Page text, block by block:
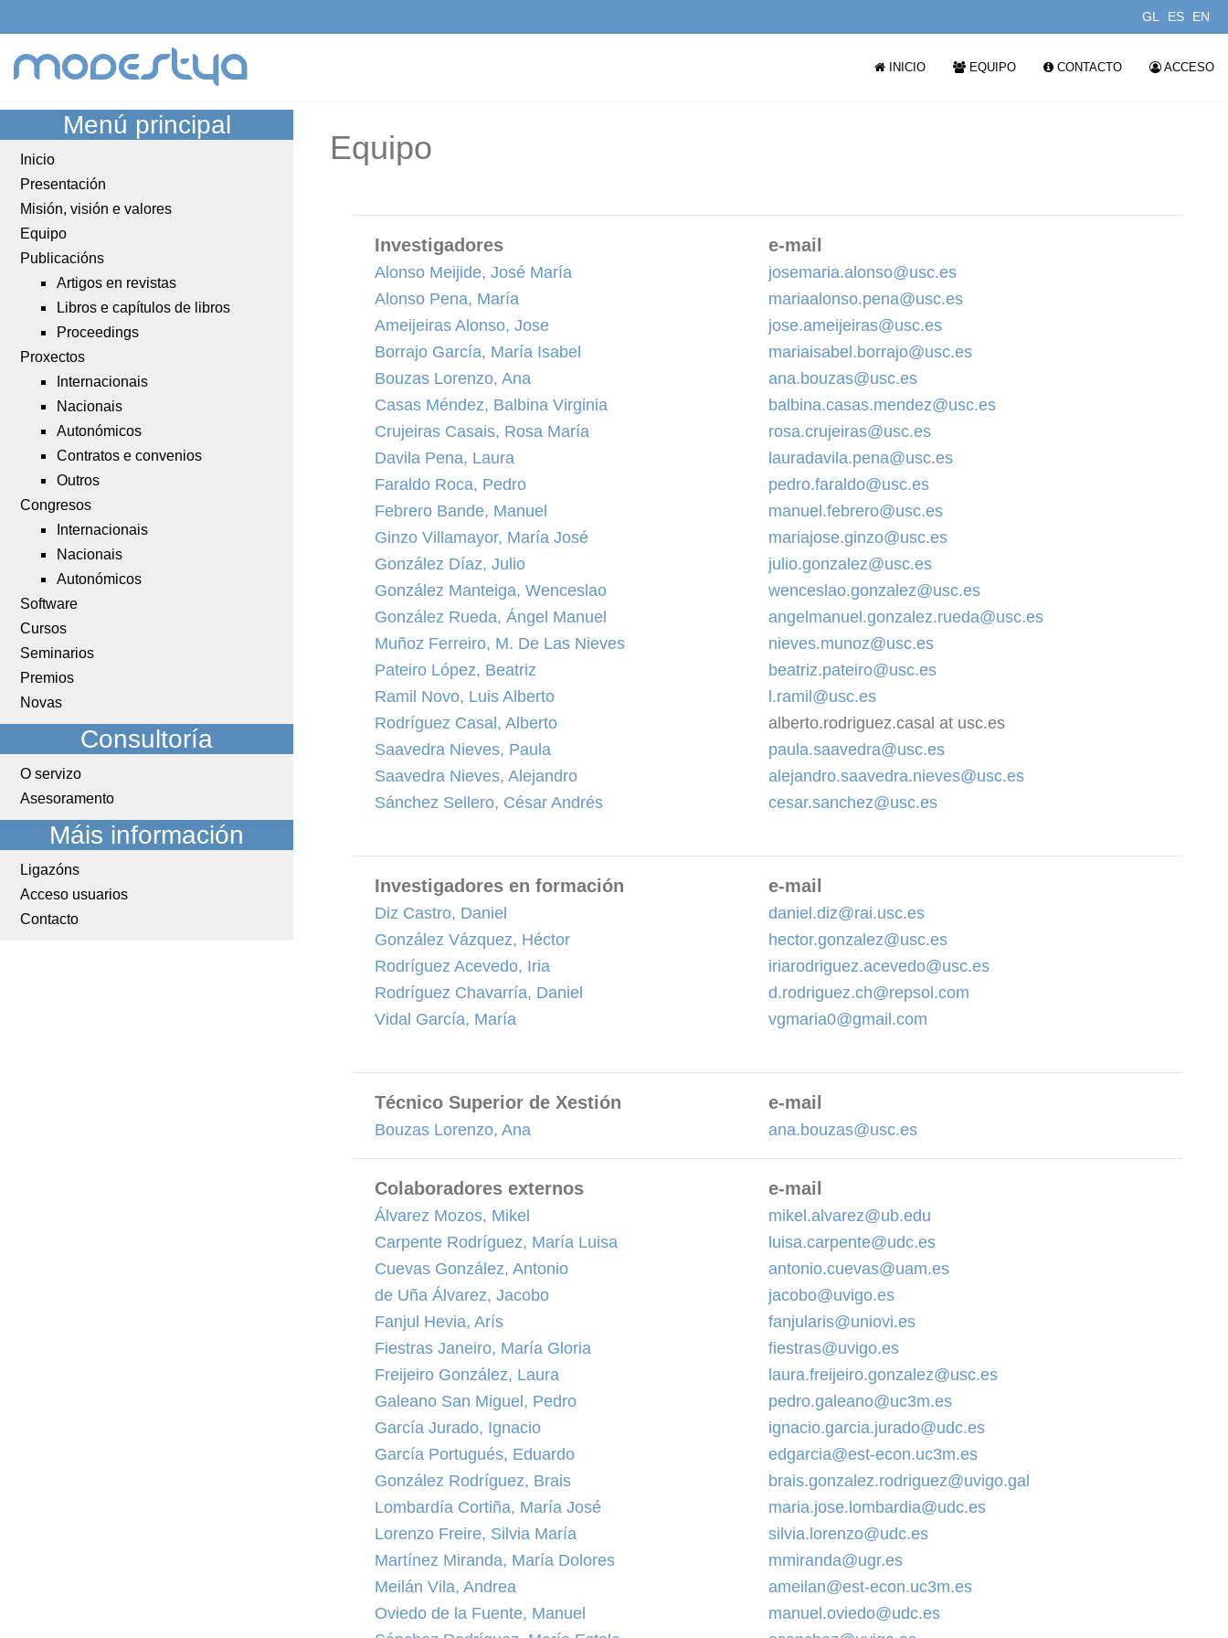
GL ES EN
modestya INICIO EQUIPO CONTACTO ACCESO
Menú principal
Inicio
Presentación
Misión, visión e valores
Equipo
Publicacións
Artigos en revistas
Libros e capítulos de libros
Proceedings
Proxectos
Internacionais
Nacionais
Autonómicos
Contratos e convenios
Outros
Congresos
Internacionais
Nacionais
Autonómicos
Software
Cursos
Seminarios
Premios
Novas
Consultoría
O servizo
Asesoramento
Máis información
Ligazóns
Acceso usuarios
Contacto
Equipo
Investigadores e-mail
Alonso Meijide, José María
josemaria.alonso@usc.es
Alonso Pena, María
mariaalonso.pena@usc.es
Ameijeiras Alonso, Jose
jose.ameijeiras@usc.es
Borrajo García, María Isabel
mariaisabel.borrajo@usc.es
Bouzas Lorenzo, Ana
ana.bouzas@usc.es
Casas Méndez, Balbina Virginia
balbina.casas.mendez@usc.es
Crujeiras Casais, Rosa María
rosa.crujeiras@usc.es
Davila Pena, Laura
lauradavila.pena@usc.es
Faraldo Roca, Pedro
pedro.faraldo@usc.es
Febrero Bande, Manuel
manuel.febrero@usc.es
Ginzo Villamayor, María José
mariajose.ginzo@usc.es
González Díaz, Julio
julio.gonzalez@usc.es
González Manteiga, Wenceslao
wenceslao.gonzalez@usc.es
González Rueda, Ángel Manuel
angelmanuel.gonzalez.rueda@usc.es
Muñoz Ferreiro, M. De Las Nieves
nieves.munoz@usc.es
Pateiro López, Beatriz
beatriz.pateiro@usc.es
Ramil Novo, Luis Alberto
l.ramil@usc.es
Rodríguez Casal, Alberto
alberto.rodriguez.casal at usc.es
Saavedra Nieves, Paula
paula.saavedra@usc.es
Saavedra Nieves, Alejandro
alejandro.saavedra.nieves@usc.es
Sánchez Sellero, César Andrés
cesar.sanchez@usc.es
Investigadores en formación e-mail
Diz Castro, Daniel
daniel.diz@rai.usc.es
González Vázquez, Héctor
hector.gonzalez@usc.es
Rodríguez Acevedo, Iria
iriarodriguez.acevedo@usc.es
Rodríguez Chavarría, Daniel
d.rodriguez.ch@repsol.com
Vidal García, María
vgmaria0@gmail.com
Técnico Superior de Xestión e-mail
Bouzas Lorenzo, Ana ana.bouzas@usc.es
Colaboradores externos e-mail
Álvarez Mozos, Mikel
mikel.alvarez@ub.edu
Carpente Rodríguez, María Luisa
luisa.carpente@udc.es
Cuevas González, Antonio
antonio.cuevas@uam.es
de Uña Álvarez, Jacobo
jacobo@uvigo.es
Fanjul Hevia, Arís
fanjularis@uniovi.es
Fiestras Janeiro, María Gloria
fiestras@uvigo.es
Freijeiro González, Laura
laura.freijeiro.gonzalez@usc.es
Galeano San Miguel, Pedro
pedro.galeano@uc3m.es
García Jurado, Ignacio
ignacio.garcia.jurado@udc.es
García Portugués, Eduardo
edgarcia@est-econ.uc3m.es
González Rodríguez, Brais
brais.gonzalez.rodriguez@uvigo.gal
Lombardía Cortiña, María José
maria.jose.lombardia@udc.es
Lorenzo Freire, Silvia María
silvia.lorenzo@udc.es
Martínez Miranda, María Dolores
mmiranda@ugr.es
Meilán Vila, Andrea
ameilan@est-econ.uc3m.es
Oviedo de la Fuente, Manuel
manuel.oviedo@udc.es